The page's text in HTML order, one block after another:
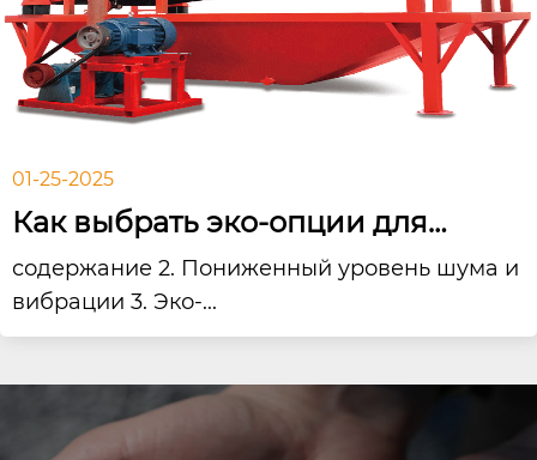
01-25-2025
Как выбрать эко-опции для
щековой дробилки?
содержание 2. Пониженный уровень шума и
вибрации 3. Эко-...